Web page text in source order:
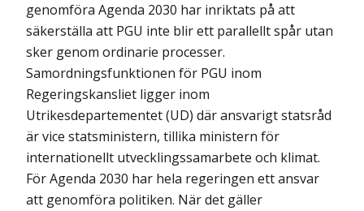
genomföra Agenda 2030 har inriktats på att
säkerställa att PGU inte blir ett parallellt spår utan
sker genom ordinarie processer.
Samordningsfunktionen för PGU inom
Regeringskansliet ligger inom
Utrikesdepartementet (UD) där ansvarigt statsråd
är vice statsministern, tillika ministern för
internationellt utvecklingssamarbete och klimat.
För Agenda 2030 har hela regeringen ett ansvar
att genomföra politiken. När det gäller